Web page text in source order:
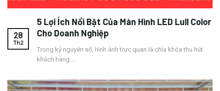
5 Lợi Ích Nổi Bật Của Màn Hình LED Lull Color
Cho Doanh Nghiệp
Trong kỷ nguyên số, hình ảnh trực quan là chìa khóa thu hút
khách hàng....
28
Th2